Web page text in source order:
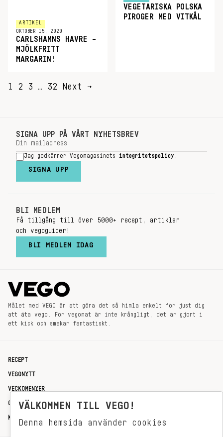
ARTIKEL
OKTOBER 15, 2020
CARLSHAMNS HAVRE –
MJÖLKFRITT
MARGARIN!
VEGETARISKA POLSKA
PIROGER MED VITKÅL
SIDNUMRERING
1 2 3 … 32 Next →
SIGNA UPP PÅ VÅRT NYHETSBREV
Jag godkänner Vegomagasinets integritetspolicy
SIGNA UPP
BLI MEDLEM
Få tillgång till över 5000+ recept, artiklar
och vegoguider!
BLI MEDLEM IDAG
Målet med VEGO är att göra det så himla enkelt för just dig
att äta vego. För vegomat är inte krångligt, det är gjort i
ett kick och smakar fantastiskt.
RECEPT
VEGONYTT
VECKOMENYER
OM OSS
KONTAKT
VÄLKOMMEN TILL VEGO!
Denna hemsida använder cookies